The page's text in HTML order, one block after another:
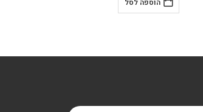
הוספה לסל